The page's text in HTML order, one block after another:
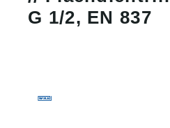
G 1/2, EN 837